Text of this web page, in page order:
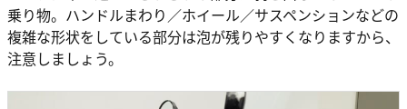
乗り物。ハンドルまわり／ホイール／サスペンションなどの
複雑な形状をしている部分は泡が残りやすくなりますから、
注意しましょう。